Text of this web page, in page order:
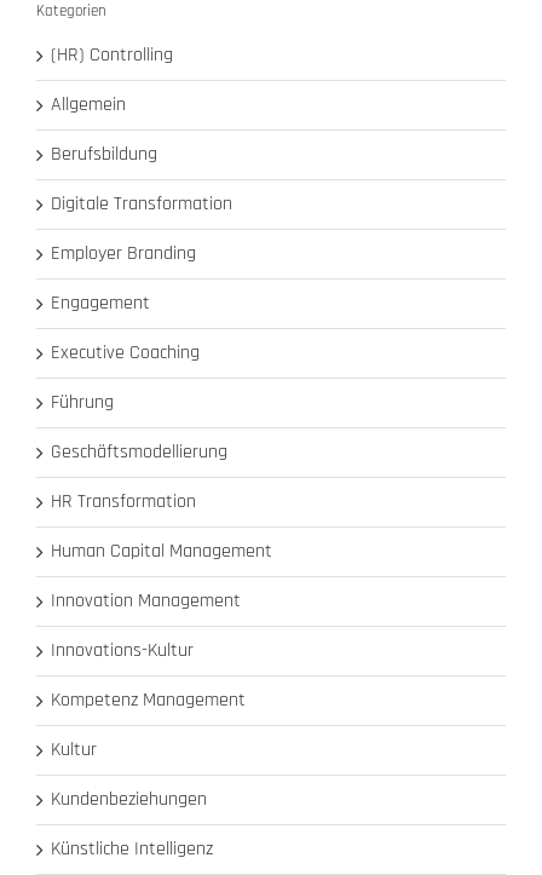
Kategorien
(HR) Controlling
Allgemein
Berufsbildung
Digitale Transformation
Employer Branding
Engagement
Executive Coaching
Führung
Geschäftsmodellierung
HR Transformation
Human Capital Management
Innovation Management
Innovations-Kultur
Kompetenz Management
Kultur
Kundenbeziehungen
Künstliche Intelligenz